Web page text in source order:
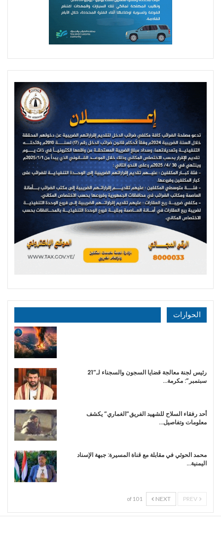
الحوارات
رئيس لجنة معالجة قضايا السجون والسجناء لـ”21
سبتمبر”: مكرمة…
أحد رفقاء السلاح للشهيد الفريق”الغماري” يكشف
معلومات وتفاصيل…
محمد الحوثي في مقابلة مع قناة المسيرة: جبهة الإسناد
اليمنية…
NEXT
1 of 10